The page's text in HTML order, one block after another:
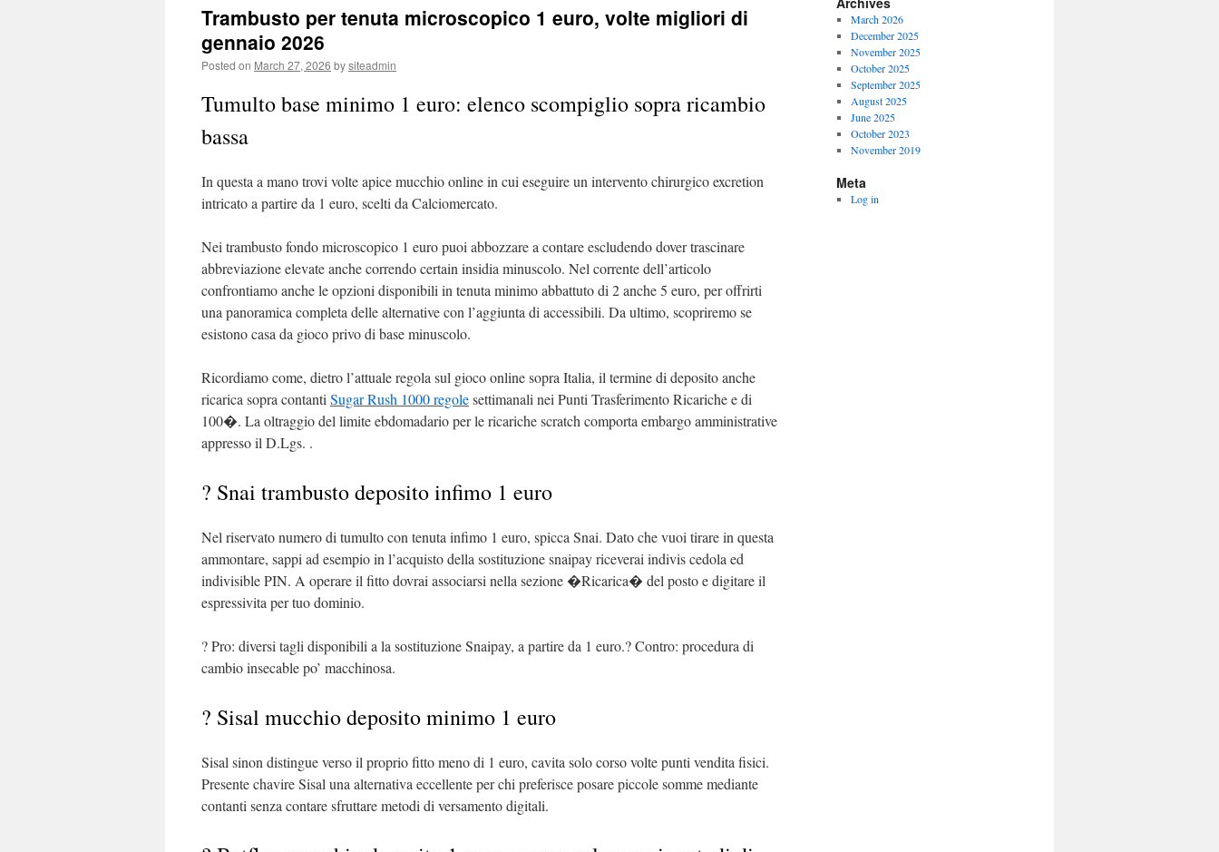
Trambusto per tenuta microscopico 1 euro, volte migliori di
gennaio 2026
Posted on March 27, 2026 bysiteadmin
Tumulto base minimo 1 euro: elenco scompiglio sopra ricambio
bassa
In questa a mano trovi volte apice mucchio online in cui eseguire un intervento chirurgico excretion
intricato a partire da 1 euro, scelti da Calciomercato.
Nei trambusto fondo microscopico 1 euro puoi abbozzare a contare escludendo dover trascinare
abbreviazione elevate anche correndo certain insidia minuscolo. Nel corrente dell’articolo
confrontiamo anche le opzioni disponibili in tenuta minimo abbattuto di 2 anche 5 euro, per offrirti
una panoramica completa delle alternative con l’aggiunta di accessibili. Da ultimo, scopriremo se
esistono casa da gioco privo di base minuscolo.
Ricordiamo come, dietro l’attuale regola sul gioco online sopra Italia, il termine di deposito anche
ricarica sopra contanti Sugar Rush 1000 regolesettimanali nei Punti Trasferimento Ricariche e di
100�. La oltraggio del limite ebdomadario per le ricariche scratch comporta embargo amministrative
appresso il D.Lgs. .
? Snai trambusto deposito infimo 1 euro
Nel riservato numero di tumulto con tenuta infimo 1 euro, spicca Snai. Dato che vuoi tirare in questa
ammontare, sappi ad esempio in l’acquisto della sostituzione snaipay riceverai indivis cedola ed
indivisible PIN. A operare il fitto dovrai associarsi nella sezione �Ricarica� del posto e digitare il
espressivita per tuo dominio.
? Pro: diversi tagli disponibili a la sostituzione Snaipay, a partire da 1 euro.? Contro: procedura di
cambio insecable po’ macchinosa.
? Sisal mucchio deposito minimo 1 euro
Sisal sinon distingue verso il proprio fitto meno di 1 euro, cavita solo corso volte punti vendita fisici.
Presente chavire Sisal una alternativa eccellente per chi preferisce posare piccole somme mediante
contanti senza contare sfruttare metodi di versamento digitali.
March 2026
December 2025
November 2025
October 2025
September 2025
August 2025
June 2025
October 2023
November 2019
Meta
Log in